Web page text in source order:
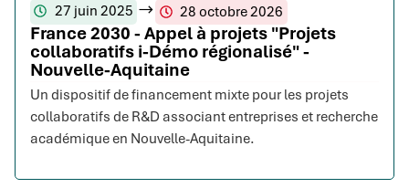
27 juin 2025 28 octobre 2026
France 2030 - Appel à projets "Projets
collaboratifs i-Démo régionalisé" -
Nouvelle-Aquitaine
Un dispositif de financement mixte pour les projets
collaboratifs de R&D associant entreprises et recherche
académique en Nouvelle-Aquitaine.